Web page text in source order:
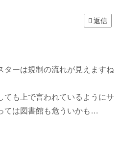
返信
ターは規制の流れが見えますね
ても上で言われているようにサ
ては図書館も危ういかも…